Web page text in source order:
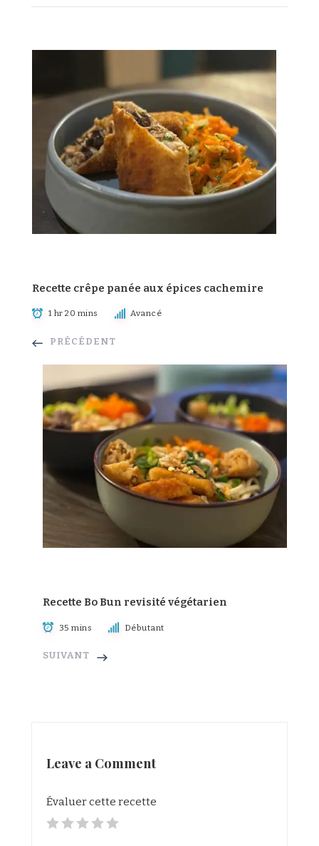
Recette crêpe panée aux épices cachemire
1 hr 20 mins Avancé
PRÉCÉDENT
Recette Bo Bun revisité végétarien
35 mins Débutant
SUIVANT
Leave a Comment
Évaluer cette recette